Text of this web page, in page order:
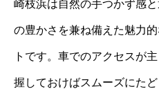
崎枝浜は自然の手つかず感
の豊かさを兼ね備えた魅力
トです。車でのアクセスが
握しておけばスムーズにた